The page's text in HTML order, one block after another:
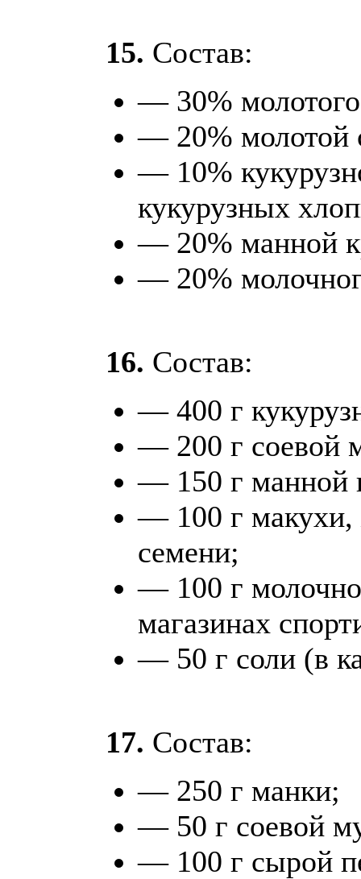
15. Состав:
— 30%
— 20% молотой
— 10%
кукурузных
— 20% манной
— 20%
16. Состав:
— 400 г
— 200 г соевой
— 150 г манной
— 100 г макухи,
семени;
— 100 г
магазинах
— 50 г соли (в
17. Состав:
— 250 г манки;
— 50 г соевой
— 100 г сырой